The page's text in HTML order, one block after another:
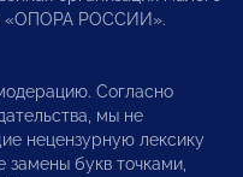
«ОПОРА РОССИИ».
Согласно
мы не
нецензурную лексику
замены букв точками,